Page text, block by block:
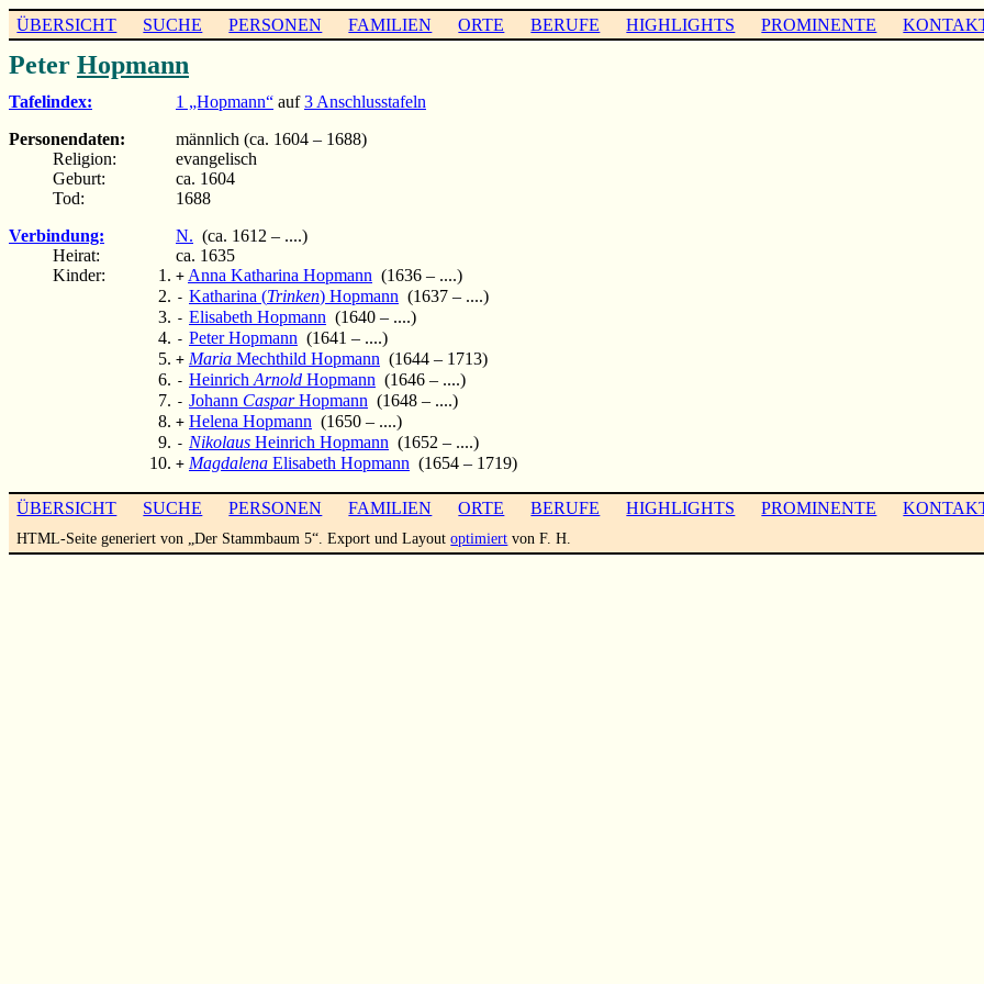
ÜBERSICHT SUCHE PERSONEN FAMILIEN ORTE BERUFE HIGHLIGHTS PROMINENTE
Peter Hopmann
Tafelindex: 1 „Hopmann“ auf3 Anschlusstafeln
Personendaten:
männlich (ca. 1604 – 1688)
Religion:
evangelisch
Geburt:
ca. 1604
Tod:
1688
Verbindung:
N. (ca. 1612 – ....)
Heirat:
ca. 1635
Kinder:
+ Anna Katharina Hopmann (1636 – ....)
- Katharina (Trinken) Hopmann (1637 – ....)
- Elisabeth Hopmann (1640 – ....)
- Peter Hopmann (1641 – ....)
+ Maria Mechthild Hopmann (1644 – 1713)
- Heinrich Arnold Hopmann (1646 – ....)
- Johann CasparHopmann (1648 – ....)
+ Helena Hopmann (1650 – ....)
- Nikolaus Heinrich Hopmann (1652 – ....)
+ Magdalena Elisabeth Hopmann (1654 – 1719)
ÜBERSICHT SUCHE PERSONEN FAMILIEN ORTE BERUFE HIGHLIGHTS PROMINENTE
HTML-Seite generiert von „Der Stammbaum 5“. Export und Layoutoptimiert von F. H.